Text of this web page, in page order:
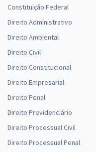
Constituição Federal
Direito Administrativo
Direito Ambiental
Direito Civil
Direito Constitucional
Direito Empresarial
Direito Penal
Direito Previdenciário
Direito Processual Civil
Direito Processual Penal